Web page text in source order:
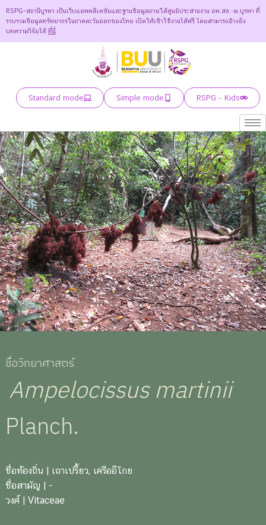
RSPG-สถานีบูรพา เป็นเว็บแอพพลิเคชันและฐานข้อมูลภายใต้ศูนย์ประสานงาน อพ.สธ.-ม.บูรพา ที่
รวบรวมข้อมูลทรัพยากรในภาคตะวันออกของไทย เปิดให้เข้าใช้งานได้ฟรี โดยสามารถอ้างอิง
บทความวิจัยได้ ที่นี่
Standard mode Simple mode RSPG - Kids
ชื่อวิทยาศาสตร์
Ampelocissus martinii
Planch.
ชื่อท้องถิ่น | เถาเปรี้ยว, เครืออีโกย
ชื่อสามัญ | -
วงศ์ | Vitaceae